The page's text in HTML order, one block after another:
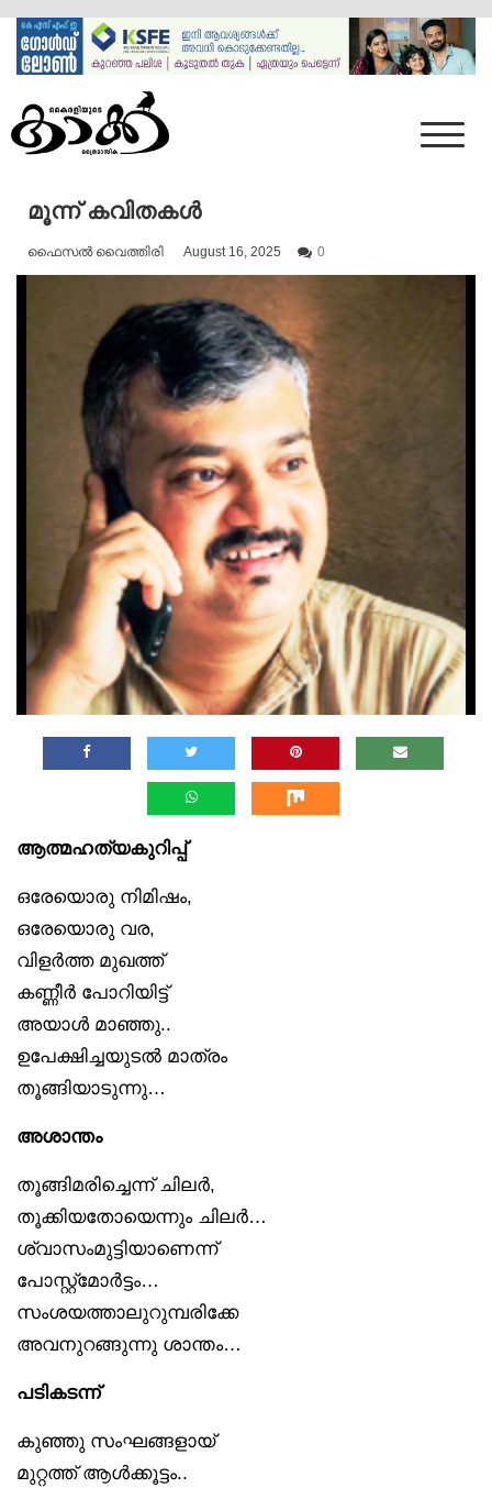
content
മൂന്ന് കവിതകൾ
ഫൈസൽ വൈത്തിരി August 16, 2025 0
ആത്മഹത്യകുറിപ്പ്
ഒരേയൊരു നിമിഷം,
ഒരേയൊരു വര,
വിളര്‍ത്ത മുഖത്ത്
കണ്ണീർ പോറിയിട്ട്
അയാൾ മാഞ്ഞു..
ഉപേക്ഷിച്ചയുടൽ മാത്രം
തൂങ്ങിയാടുന്നു…
അശാന്തം
തൂങ്ങിമരിച്ചെന്ന് ചിലർ,
തൂക്കിയതോയെന്നും ചിലർ…
ശ്വാസംമുട്ടിയാണെന്ന്
പോസ്റ്റ്മോർട്ടം…
സംശയത്താലുറുമ്പരിക്കേ
അവനുറങ്ങുന്നു ശാന്തം…
പടികടന്ന്
കുഞ്ഞു സംഘങ്ങളായ്
മുറ്റത്ത് ആൾക്കൂട്ടം..